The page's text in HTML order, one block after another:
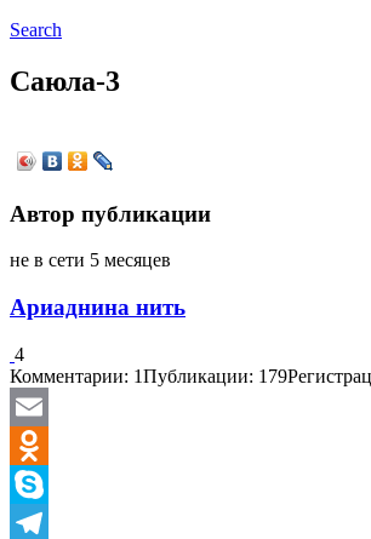
Search
Саюла-3
Автор публикации
не в сети 5 месяцев
Ариаднина нить
4
Комментарии: 1Публикации: 179
Email
Odnoklassniki
Skype